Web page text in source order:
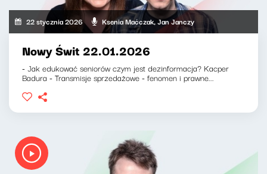
22 stycznia 2026 Ksenia Maćczak, Jan Janczy
Nowy Świt 22.01.2026
- Jak edukować seniorów czym jest dezinformacja? Kacper
Badura - Transmisje sprzedażowe - fenomen i prawne...